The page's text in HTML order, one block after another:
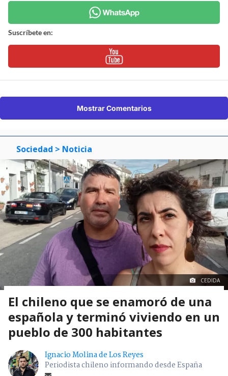
Suscríbete en:
Mostrar Comentarios
Sociedad > Noticia
CEDIDA
El chileno que se enamoró de una
española y terminó viviendo en un
pueblo de 300 habitantes
Ignacio Molina de Los Reyes
Periodista chileno informando desde España